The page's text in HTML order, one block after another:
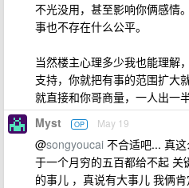
不光没用，甚至影响你俩感情
事也不存在什么公平。
当然楼主心理多少我也能理解
支持，你就把有事的范围扩大
就直接和你哥商量，一人出一
Myst OP May 19
@songyoucai 不合适吧... 真
于一个月穷的五百都给不起
的事儿 ，真说有大事儿 我俩